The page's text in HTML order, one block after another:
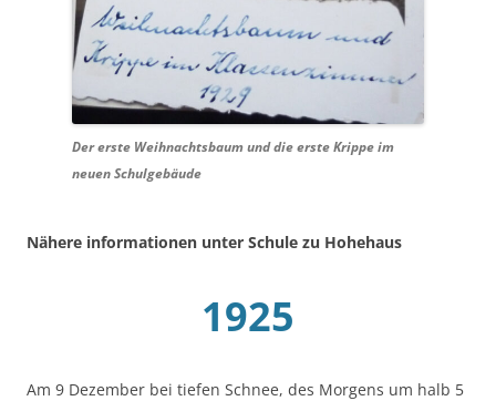
Der erste Weihnachtsbaum und die erste Krippe im
neuen Schulgebäude
Nähere informationen unter Schule zu Hohehaus
1925
Am 9 Dezember bei tiefen Schnee, des Morgens um halb 5